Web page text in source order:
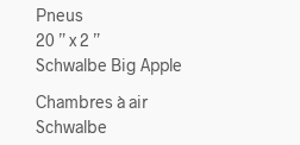
Pneus
20 ” x 2 ”
Schwalbe Big Apple
Chambres à air
Schwalbe